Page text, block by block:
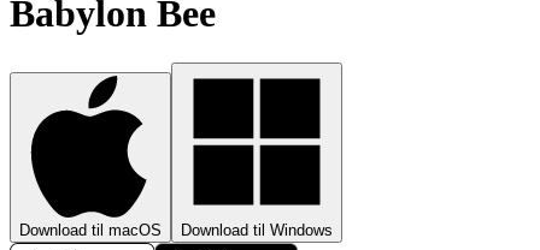
Babylon Bee
Download til macOS Download til Windows